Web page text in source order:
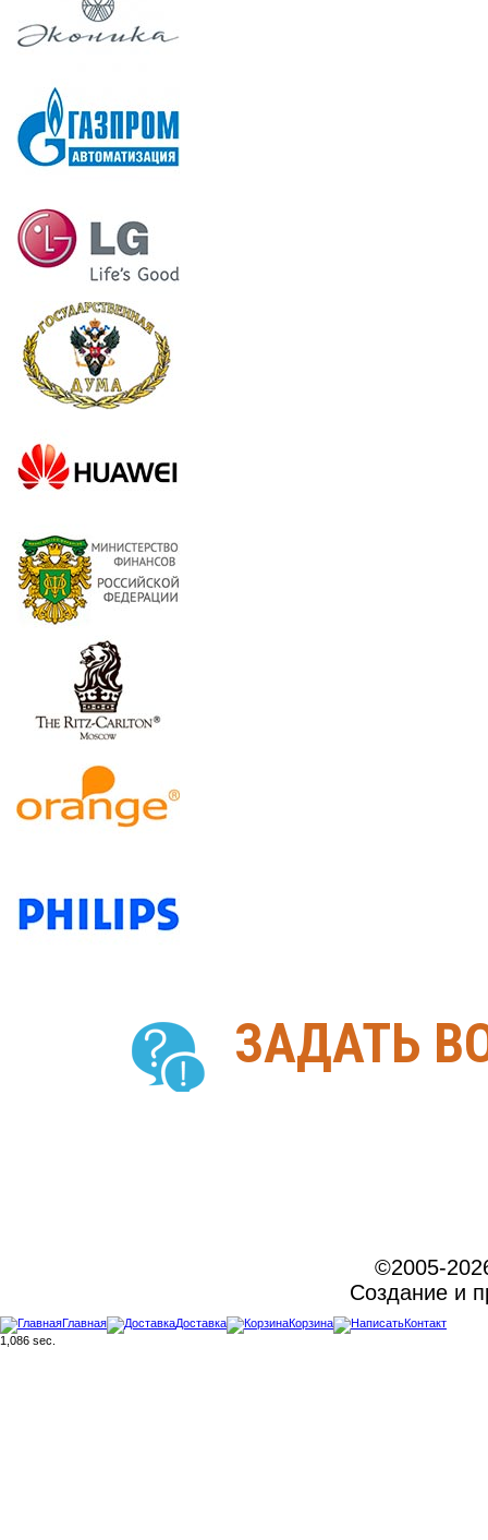
ЗАДАТЬ
©2005-
Создание и
Главная Доставка Корзина
Контакт
1,086 sec.